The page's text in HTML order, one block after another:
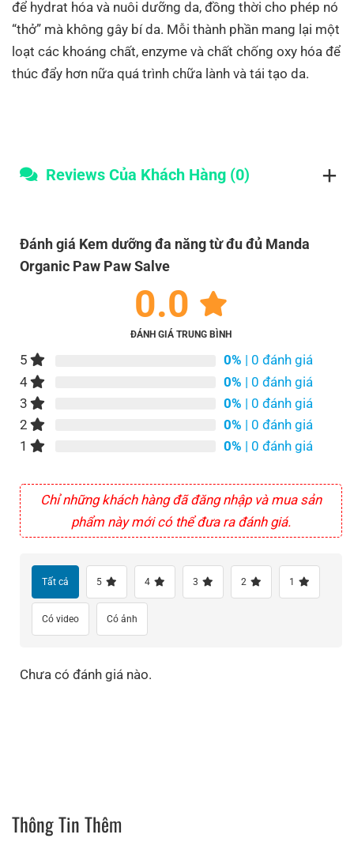
để hydrat hóa và nuôi dưỡng da, đồng thời cho phép nó
“thở” mà không gây bí da. Mỗi thành phần mang lại một
loạt các khoáng chất, enzyme và chất chống oxy hóa để
thúc đẩy hơn nữa quá trình chữa lành và tái tạo da.
Reviews Của Khách Hàng (0)
Đánh giá Kem dưỡng đa năng từ đu đủ Manda
Organic Paw Paw Salve
0.0
ĐÁNH GIÁ TRUNG BÌNH
5 0% | 0 đánh giá
4
0% | 0 đánh giá
3
0% | 0 đánh giá
2
0% | 0 đánh giá
1
0% | 0 đánh giá
Chỉ những khách hàng đã đăng nhập và mua sản
phẩm này mới có thể đưa ra đánh giá.
Tất cả 5 4 3 2 1
Có video Có ảnh
Chưa có đánh giá nào.
Thông Tin Thêm